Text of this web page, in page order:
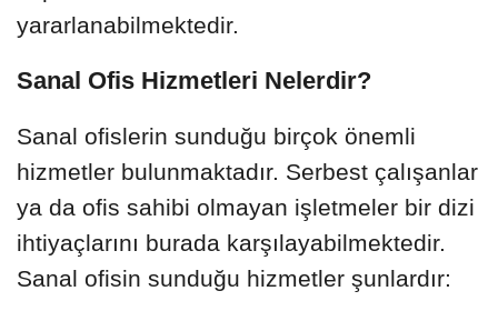
yararlanabilmektedir.
Sanal Ofis Hizmetleri Nelerdir?
Sanal ofislerin sunduğu birçok önemli
hizmetler bulunmaktadır. Serbest çalışanlar
ya da ofis sahibi olmayan işletmeler bir dizi
ihtiyaçlarını burada karşılayabilmektedir.
Sanal ofisin sunduğu hizmetler şunlardır: